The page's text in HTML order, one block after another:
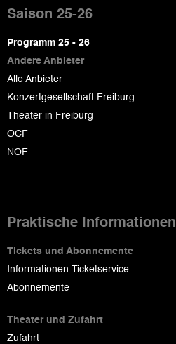
de
page
Saison 25-26
Programm 25 - 26
Andere Anbieter
Alle Anbieter
Konzertgesellschaft Freiburg
Theater in Freiburg
OCF
NOF
Praktische Informationen
Tickets und Abonnemente
Informationen Ticketservice
Abonnemente
Theater und Zufahrt
Zufahrt